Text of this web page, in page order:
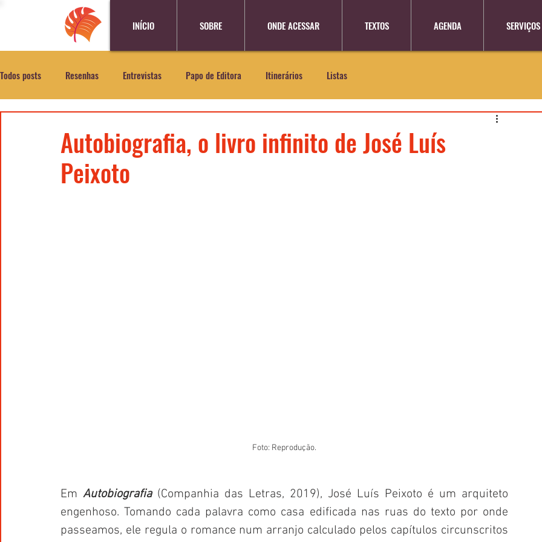
INÍCIO SOBRE ONDE ACESSAR TEXTOS AGENDA SERVIÇOS
Todos posts Resenhas Entrevistas Papo de Editora Itinerários Listas
Autobiografia, o livro infinito de José Luís
Peixoto
Foto: Reprodução.
Em Autobiografia (Companhia das Letras, 2019), José Luís Peixoto é um arquiteto
engenhoso. Tomando cada palavra como casa edificada nas ruas do texto por onde
passeamos, ele regula o romance num arranjo calculado pelos capítulos circunscritos